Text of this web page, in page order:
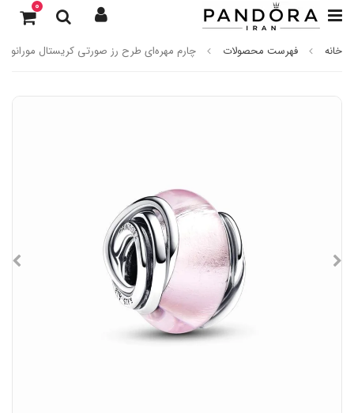
0
خانه فهرست محصولات چارم مهره‌ای طرح رز صورتی کریستال مورانو